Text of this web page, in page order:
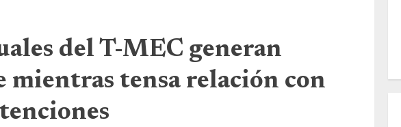
del T-MEC generan
tensa relación con